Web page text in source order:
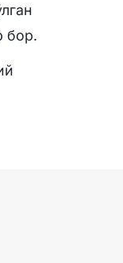
бор.